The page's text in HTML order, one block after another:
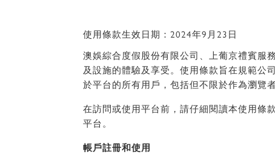
使用條款生效日期：2024年9月23日
澳娛綜合度假股份有限公司、上葡京禮賓服
及設施的體驗及享受。使用條款旨在規範公
於平台的所有用戶，包括但不限於作為瀏覽
在訪問或使用平台前，請仔細閱讀本使用條
平台。
帳戶註冊和使用